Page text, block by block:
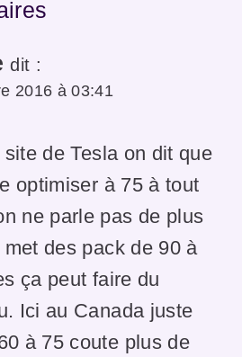
dit :
2016 à 03:41
de Tesla on dit que
optimiser à 75 à tout
ne parle pas de plus
des pack de 90 à
ça peut faire du
Ici au Canada juste
à 75 coute plus de